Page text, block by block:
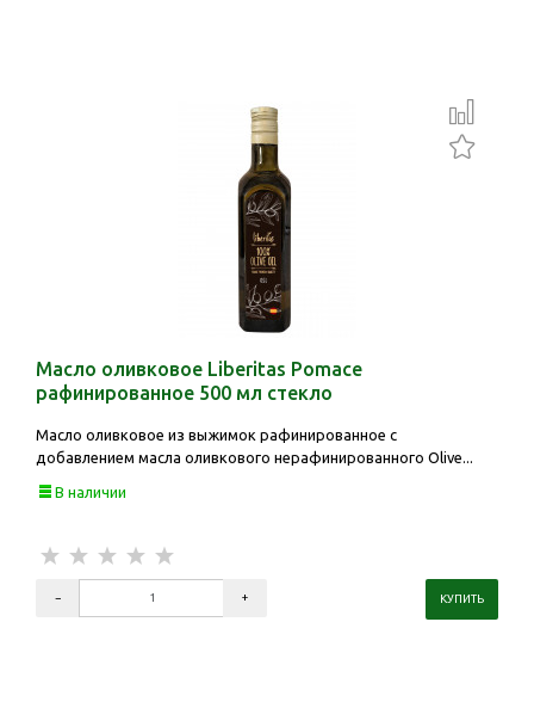
Масло оливковое Liberitas Pomace
рафинированное 500 мл стекло
Масло оливковое из выжимок рафинированное с
добавлением масла оливкового нерафинированного Olive...
В наличии